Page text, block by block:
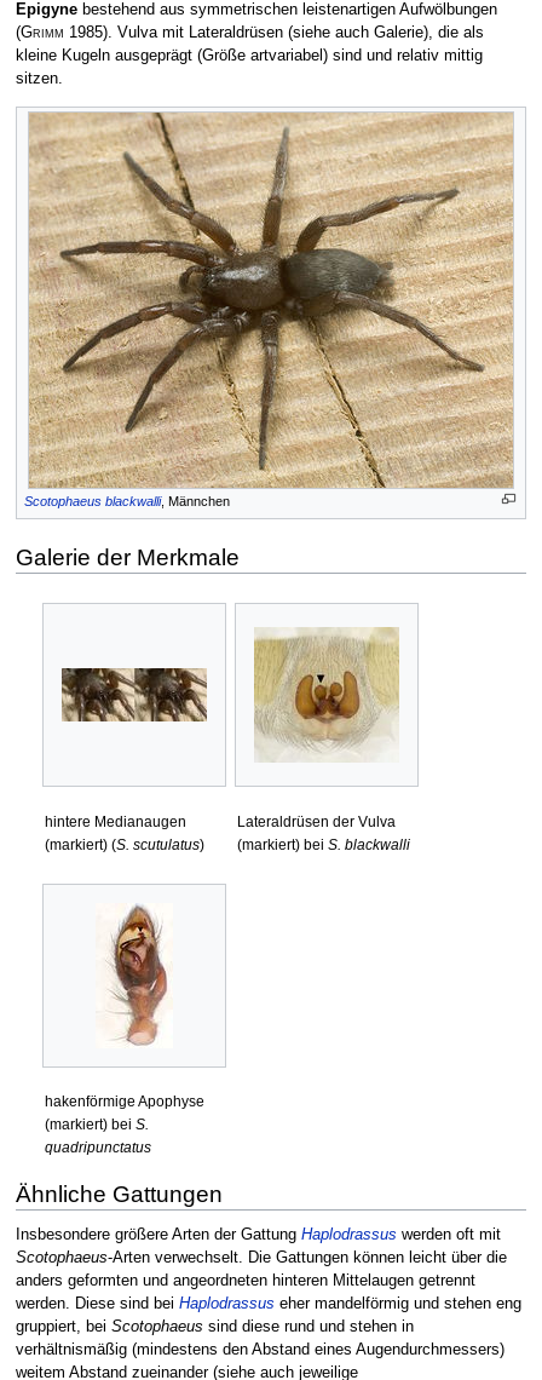
Epigynebestehend aus symmetrischen leistenartigen Aufwölbungen
(Grimm 1985). Vulva mit Lateraldrüsen (siehe auch Galerie), die als
kleine Kugeln ausgeprägt (Größe artvariabel) sind und relativ mittig
sitzen.
Scotophaeus blackwalli, Männchen
Galerie der Merkmale
hintere Medianaugen
(markiert) (S. scutulatus)
Lateraldrüsen der Vulva
(markiert) bei S. blackwalli
hakenförmige Apophyse
(markiert) bei S.
quadripunctatus
Ähnliche Gattungen
Insbesondere größere Arten der Gattung Haplodrassus werden oft mit
Scotophaeus-Arten verwechselt. Die Gattungen können leicht über die
anders geformten und angeordneten hinteren Mittelaugen getrennt
werden. Diese sind bei Haplodrassus eher mandelförmig und stehen eng
gruppiert, bei Scotophaeus sind diese rund und stehen in
verhältnismäßig (mindestens den Abstand eines Augendurchmessers)
weitem Abstand zueinander (siehe auch jeweilige